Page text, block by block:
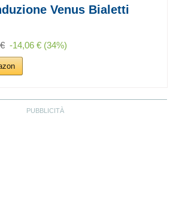
Venus Bialetti
-14,06 € (34%)